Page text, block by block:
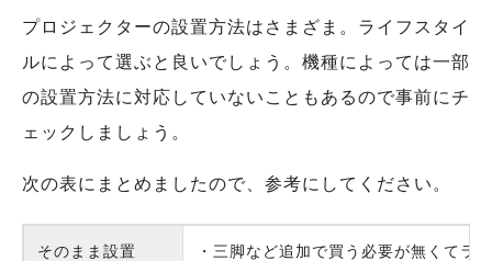
プロジェクターの設置方法はさまざま。ライフスタイ
ルによって選ぶと良いでしょう。機種によっては一部
の設置方法に対応していないこともあるので事前にチ
ェックしましょう。
次の表にまとめましたので、参考にしてください。
そのまま設置
・三脚など追加で買う必要が無くてラ